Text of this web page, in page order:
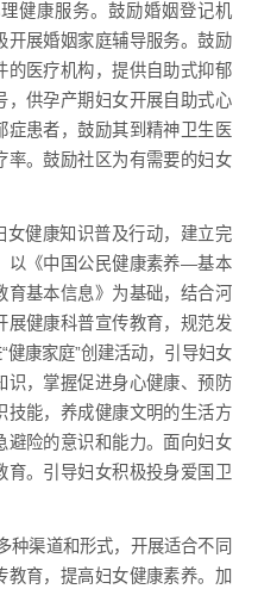
健康服务。鼓励婚姻登记机
开展婚姻家庭辅导服务。鼓励
的医疗机构，提供自助式抑郁
，供孕产期妇女开展自助式心
症患者，鼓励其到精神卫生医
率。鼓励社区为有需要的妇女
健康知识普及行动，建立完
以《中国公民健康素养—基本
基本信息》为基础，结合河
展健康科普宣传教育，规范发
康家庭”创建活动，引导妇女
识，掌握促进身心健康、预防
技能，养成健康文明的生活方
避险的意识和能力。面向妇女
育。引导妇女积极投身爱国卫
渠道和形式，开展适合不同
育，提高妇女健康素养。加